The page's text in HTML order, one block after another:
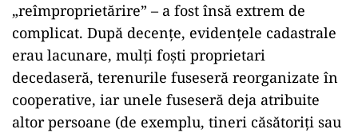
„reîmproprietărire” – a fost însă extrem de
complicat. După decențe, evidențele cadastrale
erau lacunare, mulți foști proprietari
decedaseră, terenurile fuseseră reorganizate în
cooperative, iar unele fuseseră deja atribuite
altor persoane (de exemplu, tineri căsătoriți sau